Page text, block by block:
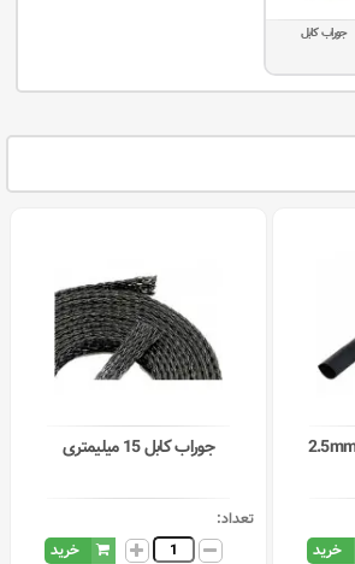
جوراب کابل
خرید
جوراب کابل 15 میلیمتری
تعداد:
خرید